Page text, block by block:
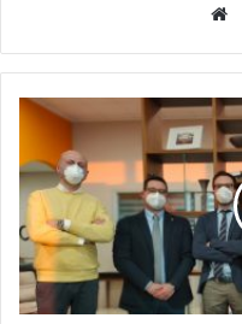
“Lignum”
un
nuovo
webinar
di
formazione